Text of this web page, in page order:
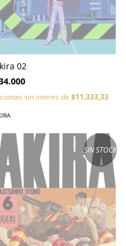
02
cuotas sin interés de $11.333,33
SIN STOCK